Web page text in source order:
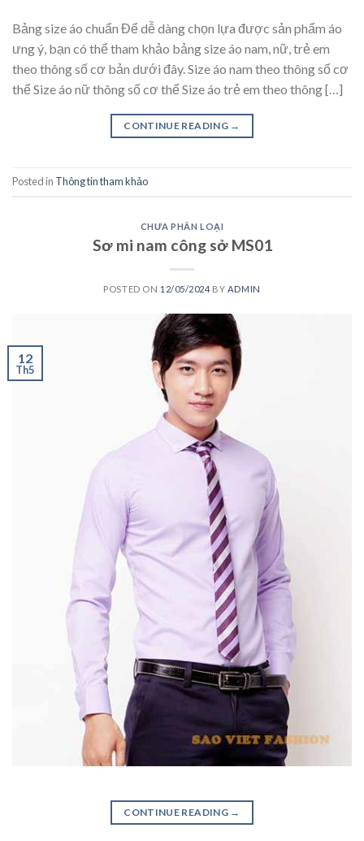
Bảng size áo chuẩn Để dễ dàng chọn lựa được sản phẩm áo
ưng ý, bạn có thể tham khảo bảng size áo nam, nữ, trẻ em
theo thông số cơ bản dưới đây. Size áo nam theo thông số cơ
thể Size áo nữ thông số cơ thể Size áo trẻ em theo thông […]
CONTINUE READING →
Posted in Thông tin tham khảo
CHƯA PHÂN LOẠI
Sơ mi nam công sở MS01
POSTED ON 12/05/2024 BY ADMIN
12
Th5
CONTINUE READING →